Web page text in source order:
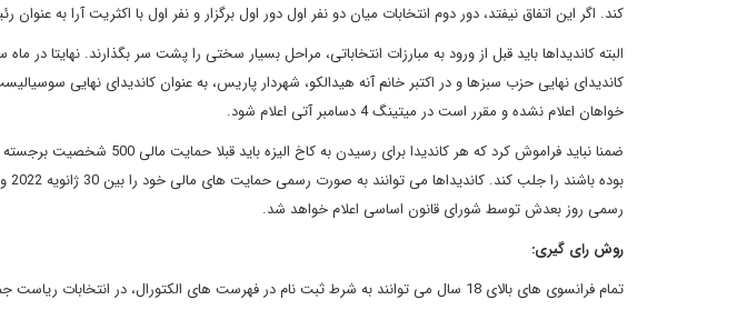
کند. اگر این اتفاق نیفتد، دور دوم انتخابات میان دو نفر اول دور اول برگزار و نفر اول با اکثریت آرا به
البته کاندیداها باید قبل از ورود به مبارزات انتخاباتی، مراحل بسیار سختی را پشت سر بگذارند. نهایتا در ماه
کاندیدای نهایی حزب سبزها و در اکتبر خانم آنه هیدالکو، شهردار پاریس، به عنوان کاندیدای نهایی
خواهان اعلام نشده و مقرر است در میتینگ 4 دسامبر آتی اعلام شود.
ضمنا نباید فراموش کرد که هر کاندیدا
رسمی روز بعدش توسط شورای قانون اساسی اعلام خواهد شد.
روش رای گیری:
تمام فرانسوی های بالای 18 سال می توانند به شرط ثبت نام در فهرست های الکتورال، در